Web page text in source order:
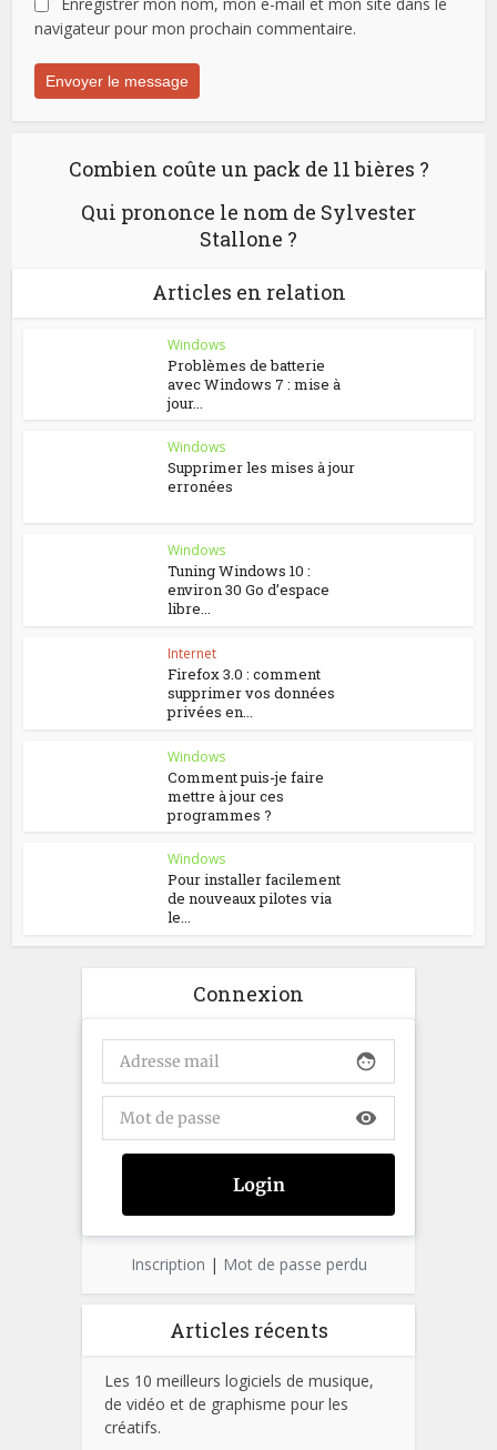
navigateur pour mon prochain commentaire.
Combien coûte un pack de 11 bières ?
Qui prononce le nom de Sylvester
Stallone ?
Articles en relation
Windows
Problèmes de batterie
avec Windows 7 : mise à
jour...
Windows
Supprimer les mises à jour
erronées
Windows
Tuning Windows 10 :
environ 30 Go d’espace
libre...
Internet
Firefox 3.0 : comment
supprimer vos données
privées en...
Windows
Comment puis-je faire
mettre à jour ces
programmes ?
Windows
Pour installer facilement
de nouveaux pilotes via
le...
Connexion
face
visibility
Inscription | Mot de passe perdu
Articles récents
Les 10 meilleurs logiciels de musique,
de vidéo et de graphisme pour les
créatifs.